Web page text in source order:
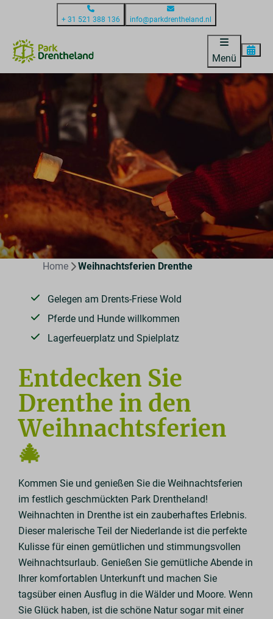
+ 31 521 388 136 info@parkdrentheland.nl
Menü
Home Weihnachtsferien Drenthe
Gelegen am Drents-Friese Wold
Pferde und Hunde willkommen
Lagerfeuerplatz und Spielplatz
Entdecken Sie
Drenthe in den
Weihnachtsferien
🎄
Kommen Sie und genießen Sie die Weihnachtsferien
im festlich geschmückten Park Drentheland!
Weihnachten in Drenthe ist ein zauberhaftes Erlebnis.
Dieser malerische Teil der Niederlande ist die perfekte
Kulisse für einen gemütlichen und stimmungsvollen
Weihnachtsurlaub. Genießen Sie gemütliche Abende in
Ihrer komfortablen Unterkunft und machen Sie
tagsüber einen Ausflug in die Wälder und Moore. Wenn
Sie Glück haben, ist die schöne Natur sogar mit einer